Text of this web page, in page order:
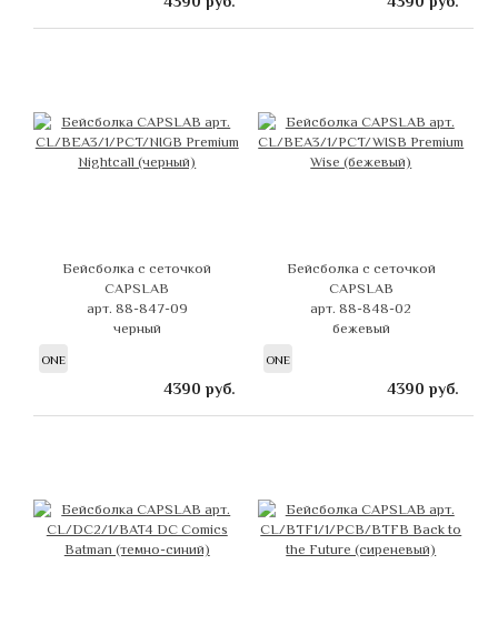
Бейсболка с сеточкой
CAPSLAB
арт. 88-847-09
черный
ONE
4390 руб.
Бейсболка с сеточкой
CAPSLAB
арт. 88-848-02
бежевый
ONE
4390 руб.